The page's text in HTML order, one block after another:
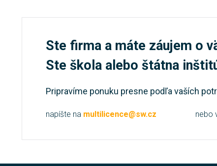
Ste firma a máte záujem o
Ste škola alebo štátna
Pripravíme ponuku presne podľa vaších
napíšte na multilicence@sw.cz nebo